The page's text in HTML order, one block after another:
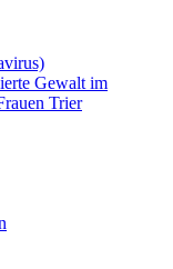
Gewalt im
Trier